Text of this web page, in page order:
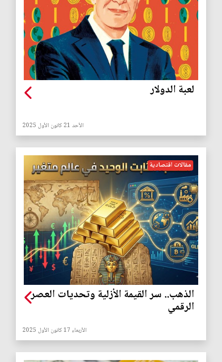
لعبة الدولار
الأحد 21 كانون الأول 2025
مقالات اقتصادية
الذهب.. سر القيمة الأزلية وتحديات العصر
الرقمي
الأربعاء 17 كانون الأول 2025